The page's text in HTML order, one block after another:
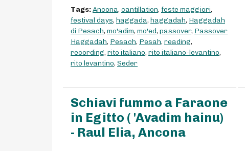
Tags:Ancona, cantillation, feste maggiori,
festival days, haggada, haggadah, Haggadah
di Pesach, mo'adim, mo'ed, passover, Passover
Haggadah, Pesach, Pesah, reading,
recording, rito italiano, rito italiano-levantino,
rito levantino, Seder
Schiavi fummo a Faraone
in Egitto ( 'Avadim hainu)
- Raul Elia, Ancona